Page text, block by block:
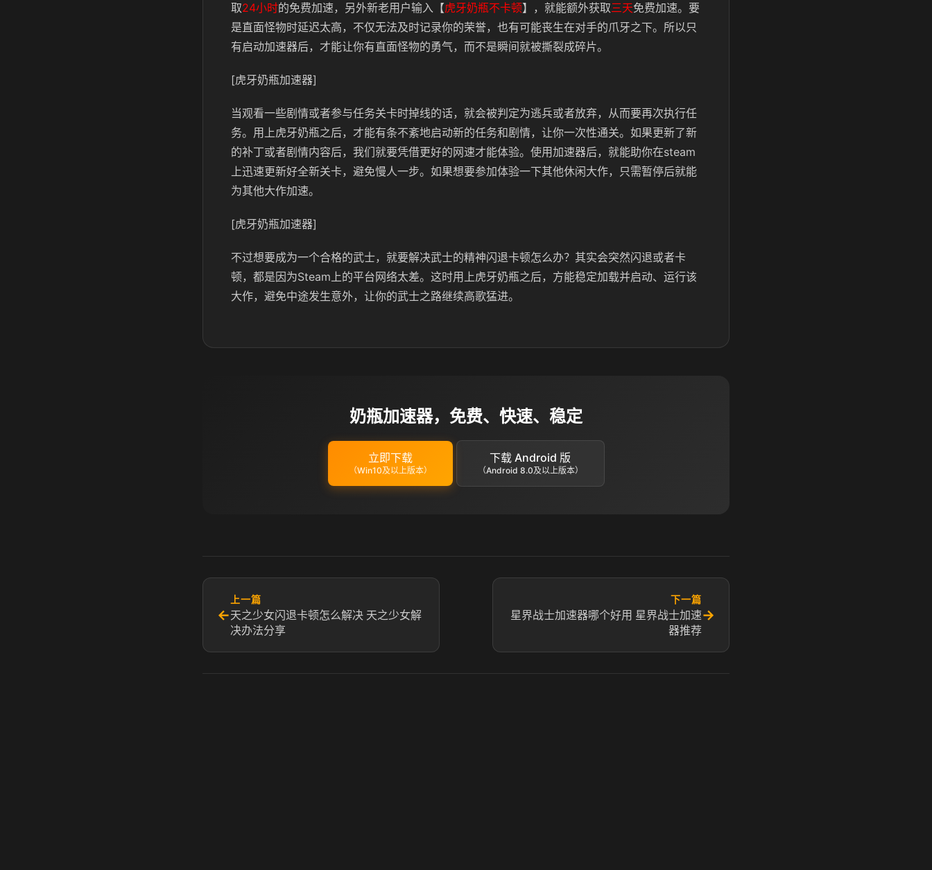
取24小时的免费加速，另外新老用户输入【虎牙奶瓶不卡顿】，就能额外获取三天免费加速。要
是直面怪物时延迟太高，不仅无法及时记录你的荣誉，也有可能丧生在对手的爪牙之下。所以只
有启动加速器后，才能让你有直面怪物的勇气，而不是瞬间就被撕裂成碎片。
[虎牙奶瓶加速器]
当观看一些剧情或者参与任务关卡时掉线的话，就会被判定为逃兵或者放弃，从而要再次执行任
务。用上虎牙奶瓶之后，才能有条不紊地启动新的任务和剧情，让你一次性通关。如果更新了新
的补丁或者剧情内容后，我们就要凭借更好的网速才能体验。使用加速器后，就能助你在steam
上迅速更新好全新关卡，避免慢人一步。如果想要参加体验一下其他休闲大作，只需暂停后就能
为其他大作加速。
[虎牙奶瓶加速器]
不过想要成为一个合格的武士，就要解决武士的精神闪退卡顿怎么办？其实会突然闪退或者卡
顿，都是因为Steam上的平台网络太差。这时用上虎牙奶瓶之后，方能稳定加载并启动、运行该
大作，避免中途发生意外，让你的武士之路继续高歌猛进。
奶瓶加速器，免费、快速、稳定
立即下载
（Win10及以上版本）
下载 Android 版
（Android 8.0及以上版本）
←
上一篇
天之少女闪退卡顿怎么解决 天之少女解
决办法分享
下一篇
星界战士加速器哪个好用 星界战士加速
器推荐
→